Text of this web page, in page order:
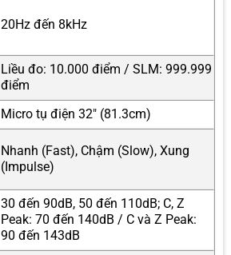
20Hz đến 8kHz
Liều đo: 10.000 điểm / SLM: 999.999
điểm
Micro tụ điện 32″ (81.3cm)
Nhanh (Fast), Chậm (Slow), Xung
(Impulse)
30 đến 90dB, 50 đến 110dB; C, Z
Peak: 70 đến 140dB / C và Z Peak:
90 đến 143dB